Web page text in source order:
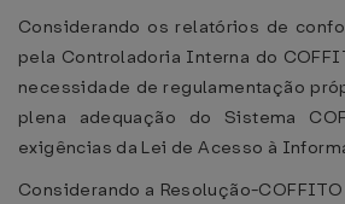
Considerando os relatórios de
pela Controladoria Interna do
necessidade de regulamentação
plena adequação do Sistema
exigências da Lei de Acesso à
Considerando a Resolução-COFFITO